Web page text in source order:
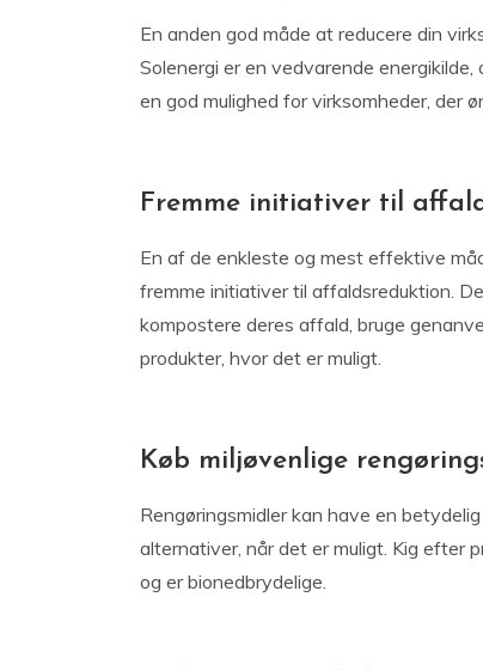
En anden god måde at reducere din
Solenergi er en vedvarende
en god mulighed for virksomheder, der
Fremme initiativer til
En af de enkleste og mest effektive
fremme initiativer til affaldsreduktion.
kompostere deres affald, bruge
produkter, hvor det er muligt.
Køb miljøvenlige
Rengøringsmidler kan have en
alternativer, når det er muligt. Kig efter
og er bionedbrydelige.